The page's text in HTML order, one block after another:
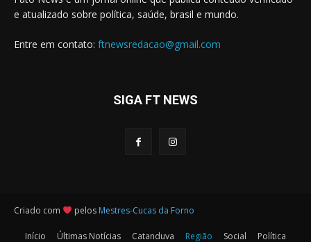
e atualizado sobre política, saúde, brasil e mundo.
Entre em contato: ftnewsredacao@gmail.com
SIGA FT NEWS
Criado com pelos Mestres-Cucas da Forno
Início Últimas Notícias Catanduva Região Social Política